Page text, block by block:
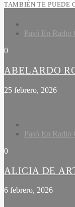
TAMBIÉN TE PUEDE
Pasó En Radio
0
ABELARDO
25 febrero, 2026
Pasó En Radio
0
ALICIA DE
6 febrero, 2026